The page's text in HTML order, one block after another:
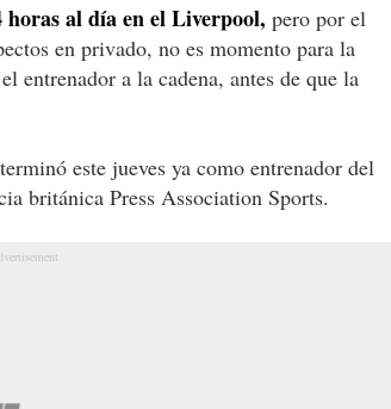
horas al día en el Liverpool, pero por el
en privado, no es momento para la
entrenador a la cadena, antes de que la
este jueves ya como entrenador del
británica Press Association Sports.